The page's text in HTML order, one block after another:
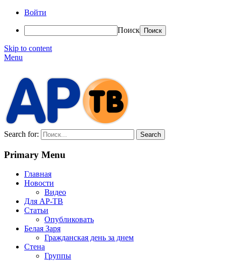
Войти
Поиск
Skip to content
Menu
Search for:
Primary Menu
Главная
Новости
Видео
Для АР-ТВ
Статьи
Опубликовать
Белая Заря
Гражданская день за днем
Стена
Группы